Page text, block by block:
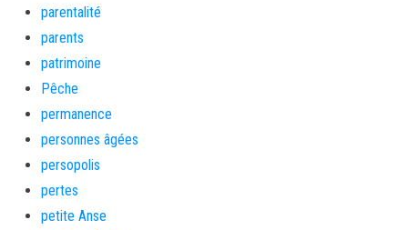
parentalité
parents
patrimoine
Pêche
permanence
personnes âgées
persopolis
pertes
petite Anse